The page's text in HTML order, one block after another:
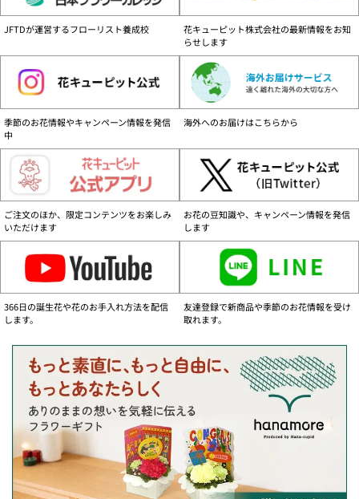
お届け日について
お支払い方法、商品によりお届日が異なりますので、ご注意ください。お届け日
営業時間と注文の取り扱いについて
24時間ご注文を承ります。営業時間は、年末年始除く、9:30～17:30です。
【当日扱い】 9:30～17:00ご注文分
【翌日扱い】 17:00以降ご注文分
ご注意ください
花キューピット商品は花キューピット加盟店・花キューピットのみで販売してお
ります。花キューピット商品をご購入の際はご留意ください。
詳しくはこちら（PDF：116KB）
セキュリティーについて
花キューピットでは安心してご利用いただけるようSSL方式による暗号化を採用
しております。
お問い合わせフォーム
ご注文内容の変更、キャンセル及び各種お問い合わせがオンライン上でお手続き
【個人のお客様】
国内用・お問い合わせフォームへ
海外用・お問い合わせフォームへ
【法人のお客様】
国内用・お問い合わせフォームへ
物流事情の影響によるお届けについて
・一部の商品において、商品内容の変更をさせていただきお届けする場合がござ
います。ご注文いただきましたお花の色合いに合わせた花店のおすすめ商品をお
JFTDが運営するフローリスト養成校
花キューピット株式会社の最新情報をお知
らせします
季節のお花情報やキャンペーン情報を発信
中
海外へのお届けはこちらから
ご注文のほか、限定コンテンツをお楽しみ
いただけます
お花の豆知識や、キャンペーン情報を発信
します
366日の誕生花や花のお手入れ方法を配信
します。
友達登録で新商品や季節のお花情報を受け
取れます。